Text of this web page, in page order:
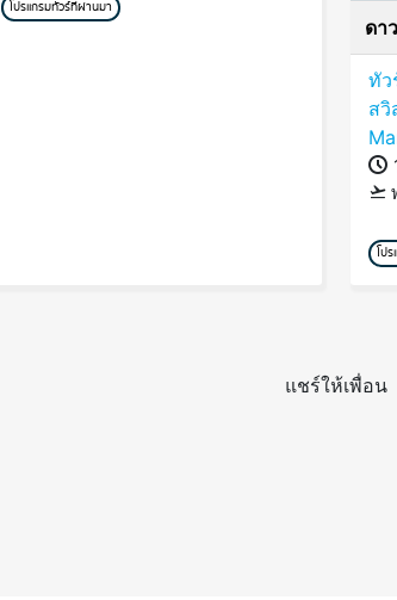
โปรแกรมทัวร์ที่ผ่านมา
ทัว
สวิ
โป
ดา
แชร์ให้เพื่อน